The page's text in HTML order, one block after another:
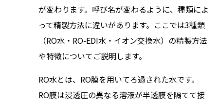
が変わります。呼び名が変わるように、種類によ
って精製方法に違いがあります。ここでは3種類
（RO水・RO-EDI水・イオン交換水）の精製方法
や特徴についてご説明します。
RO水とは、RO膜を用いてろ過された水です。
RO膜は浸透圧の異なる溶液が半透膜を隔てて接